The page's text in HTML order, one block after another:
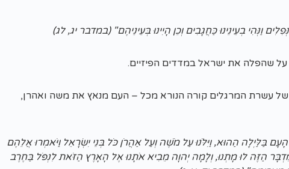
וַנְּהִי בְעֵינֵינוּ כַּחֲגָבִים וְכֵן הָיִינוּ בְּעֵינֵיהֶם" (במדבר יג, לג)
על שהפלה את ישראל במדדים הפיזיים.
עשרת המרגלים קורה הנורא מכל – העם מנאץ את משה ואהרן,
בַּלַּיְלָה הַהוּא, וַיִּלֹּנוּ עַל מֹשֶׁה וְעַל אַהֲרֹן כֹּל בְּנֵי יִשְׂרָאֵל וַיֹּאמְרוּ אֲלֵהֶם
הַזֶּה לוּ מָתְנוּ, וְלָמָה יְהוָה מֵבִיא אֹתָנוּ אֶל הָאָרֶץ הַזֹּאת לִנְפֹּל בַּחֶרֶב